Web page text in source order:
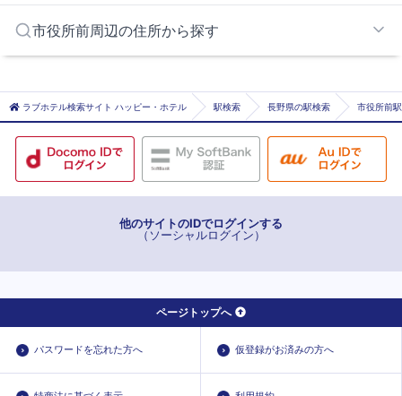
三才
川中島
善光寺下
長野
本郷
千曲エリア
市役所前周辺の住所から探す
千曲市
ラブホテル検索サイト ハッピー・ホテル 駅検索 長野県の駅検索 市役所前
他のサイトのIDでログインする
（ソーシャルログイン）
ページトップへ
パスワードを忘れた方へ 仮登録がお済みの方へ